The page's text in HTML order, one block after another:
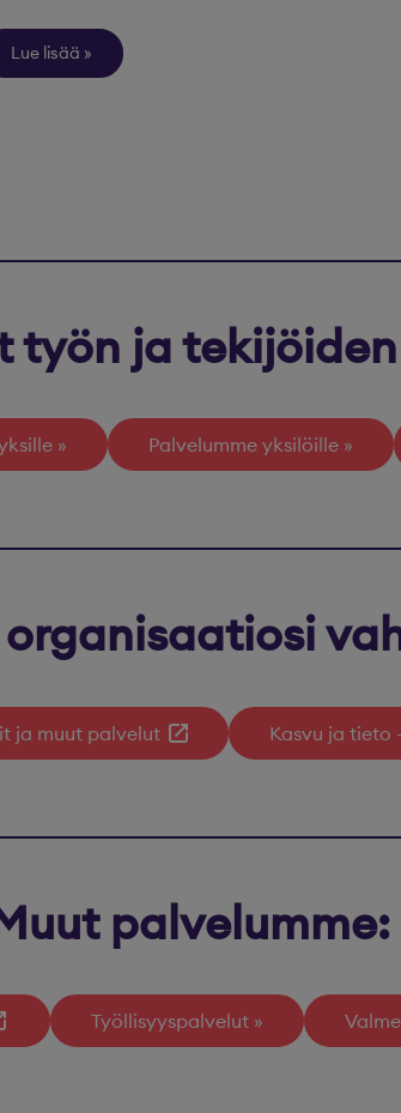
Lue lisää
työn ja
Palvelumme yksilöille
ja muut palvelut Kasvu ja tieto
palvelumme:
Työllisyyspalvelut